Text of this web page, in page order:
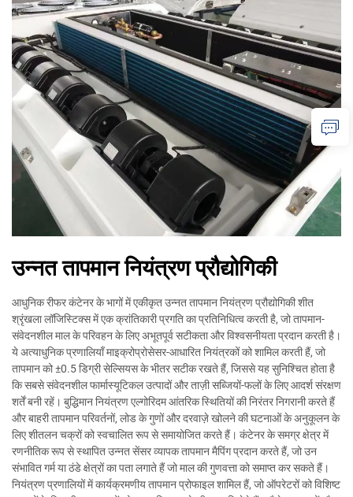
उन्नत तापमान नियंत्रण प्रौद्योगिकी
आधुनिक रीफर कंटेनर के भागों में एकीकृत उन्नत तापमान नियंत्रण प्रौद्योगिकी शीत
श्रृंखला लॉजिस्टिक्स में एक क्रांतिकारी प्रगति का प्रतिनिधित्व करती है, जो तापमान-
संवेदनशील माल के परिवहन के लिए अभूतपूर्व सटीकता और विश्वसनीयता प्रदान करती है।
ये अत्याधुनिक प्रणालियाँ माइक्रोप्रोसेसर-आधारित नियंत्रकों को शामिल करती हैं, जो
तापमान को ±0.5 डिग्री सेल्सियस के भीतर सटीक रखते हैं, जिससे यह सुनिश्चित होता है
कि सबसे संवेदनशील फार्मास्यूटिकल उत्पादों और ताज़ी सब्जियों-फलों के लिए आदर्श संरक्षण
शर्तें बनी रहें। बुद्धिमान नियंत्रण एल्गोरिदम आंतरिक स्थितियों की निरंतर निगरानी करते हैं
और बाहरी तापमान परिवर्तनों, लोड के गुणों और दरवाज़े खोलने की घटनाओं के अनुकूलन के
लिए शीतलन चक्रों को स्वचालित रूप से समायोजित करते हैं। कंटेनर के समग्र क्षेत्र में
रणनीतिक रूप से स्थापित उन्नत सेंसर व्यापक तापमान मैपिंग प्रदान करते हैं, जो उन
संभावित गर्म या ठंडे क्षेत्रों का पता लगाते हैं जो माल की गुणवत्ता को समाप्त कर सकते हैं।
नियंत्रण प्रणालियों में कार्यक्रमणीय तापमान प्रोफाइल शामिल हैं, जो ऑपरेटरों को विशिष्ट